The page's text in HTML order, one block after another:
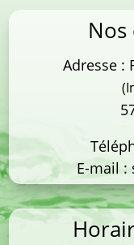
Adresse :
E-mail :